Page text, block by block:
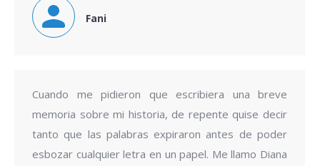
Fani
Cuando me pidieron que escribiera una breve
memoria sobre mi historia, de repente quise decir
tanto que las palabras expiraron antes de poder
esbozar cualquier letra en un papel. Me llamo Diana